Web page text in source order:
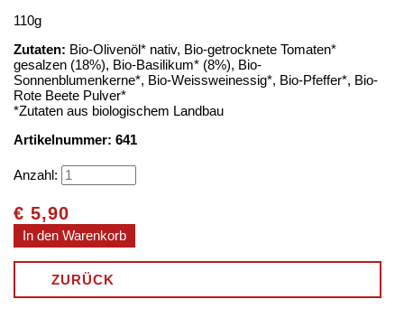
110g
Zutaten: Bio-Olivenöl* nativ, Bio-getrocknete Tomaten*
gesalzen (18%), Bio-Basilikum* (8%), Bio-
Sonnenblumenkerne*, Bio-Weissweinessig*, Bio-Pfeffer*, Bio-
Rote Beete Pulver*
*Zutaten aus biologischem Landbau
Artikelnummer: 641
Anzahl:
€ 5,90
ZURÜCK